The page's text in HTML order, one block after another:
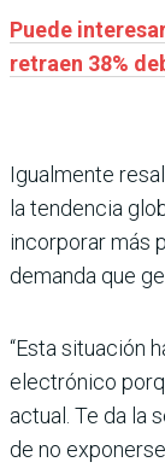
Puede
retraen 38%
Igualmente
la tendencia
incorporar más
demanda que
“Esta situación
electrónico
actual. Te da la
de no